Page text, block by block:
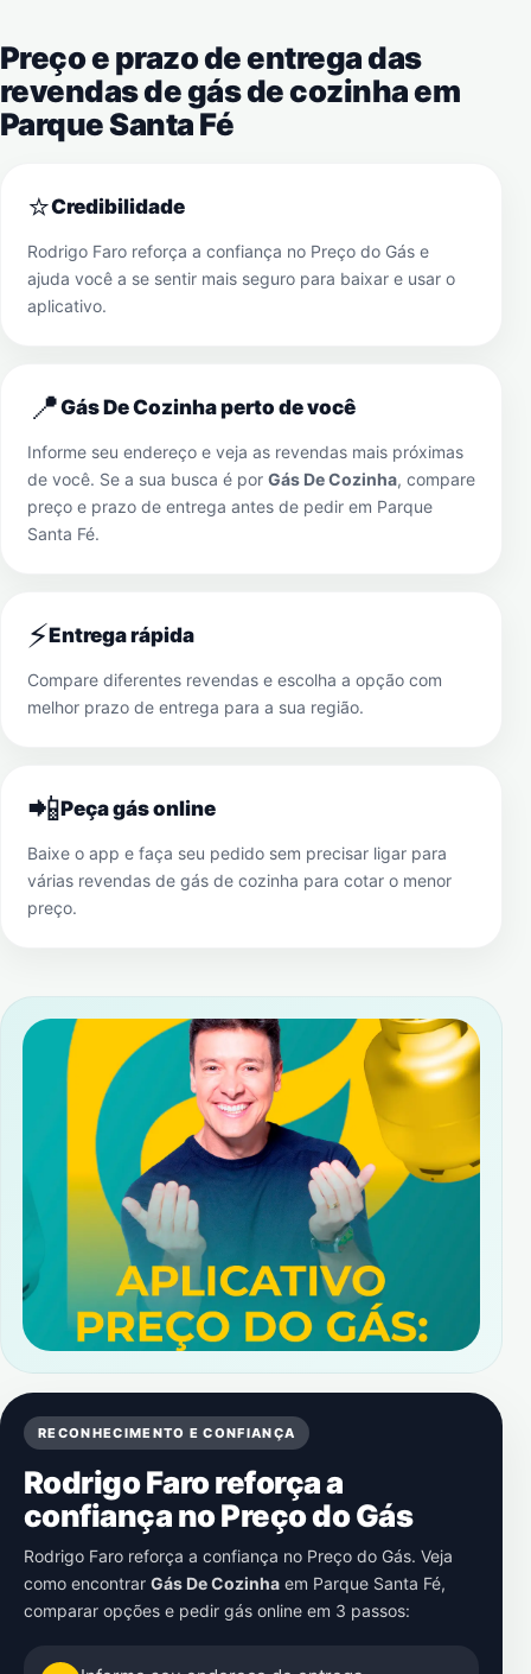
Preço e prazo de entrega das
revendas de gás de cozinha em
Parque Santa Fé
⭐Credibilidade
Rodrigo Faro reforça a confiança no Preço do Gás e
ajuda você a se sentir mais seguro para baixar e usar o
aplicativo.
📍Gás De Cozinha perto de você
Informe seu endereço e veja as revendas mais próximas
de você. Se a sua busca é por Gás De Cozinha, compare
preço e prazo de entrega antes de pedir em Parque
Santa Fé.
⚡Entrega rápida
Compare diferentes revendas e escolha a opção com
melhor prazo de entrega para a sua região.
📲Peça gás online
Baixe o app e faça seu pedido sem precisar ligar para
várias revendas de gás de cozinha para cotar o menor
preço.
RECONHECIMENTO E CONFIANÇA
Rodrigo Faro reforça a
confiança no Preço do Gás
Rodrigo Faro reforça a confiança no Preço do Gás. Veja
como encontrar Gás De Cozinha em Parque Santa Fé,
comparar opções e pedir gás online em 3 passos: